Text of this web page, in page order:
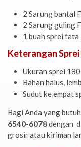
2 Sarung bantal
2 Sarung guling
1 buah sprei
Keterangan Sprei
Ukuran sprei
Bahan halus,
Sudut ke empat
Bagi Anda yang
6540-6078dengan
grosir atau kiriman